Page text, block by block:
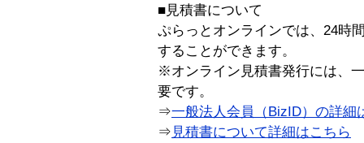
■見積書について
ぷらっとオンラインでは、24時
することができます。
※オンライン見積書発行には、
要です。
⇒一般法人会員（BizID）の詳細
⇒ 見積書について詳細はこちら